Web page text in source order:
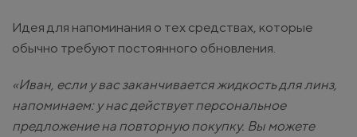
Идея для напоминания о тех средствах, которые
обычно требуют постоянного обновления.
«Иван, если у вас заканчивается жидкость для линз,
напоминаем: у нас действует персональное
предложение на повторную покупку. Вы можете